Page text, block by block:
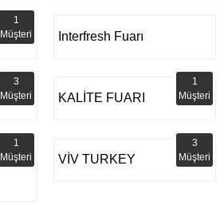
1
Müşteri
Interfresh Fuarı
3
Müşteri
KALİTE FUARI
1
Müşteri
1
Müşteri
VİV TURKEY
3
Müşteri